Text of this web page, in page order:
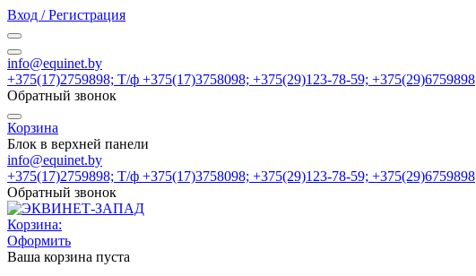
Вход / Регистрация
info@equinet.by
+375(17)2759898; Т/ф +375(17)3758098; +375(29)123-78-59; +375(29)6759898
Обратный звонок
Корзина
Блок в верхней панели
info@equinet.by
+375(17)2759898; Т/ф +375(17)3758098; +375(29)123-78-59; +375(29)6759898
Обратный звонок
Корзина:
Оформить
Ваша корзина пуста